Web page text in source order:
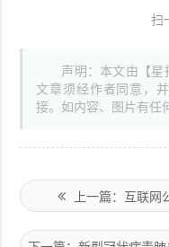
扫
声明：本文由【星
文章须经作者同意，
接。如内容、图片有任
上一篇：互联网